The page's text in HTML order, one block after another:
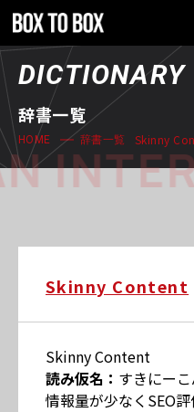
DICTIONARY
辞書一覧
HOME 辞書一覧 Skinny
Skinny Content
Skinny Content
読み仮名： すきにー
情報量が少なくSEO